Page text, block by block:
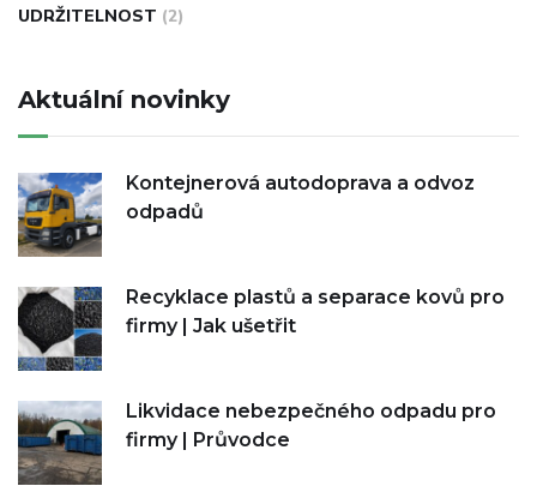
UDRŽITELNOST (2)
Aktuální novinky
Kontejnerová autodoprava a odvoz
odpadů
Recyklace plastů a separace kovů pro
firmy | Jak ušetřit
Likvidace nebezpečného odpadu pro
firmy | Průvodce